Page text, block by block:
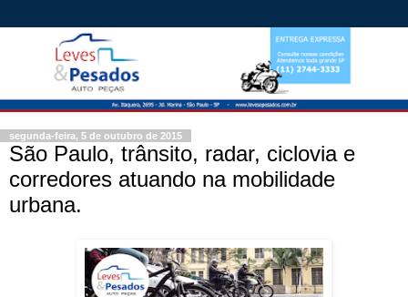
segunda-feira, 5 de outubro de 2015
São Paulo, trânsito, radar, ciclovia e
corredores atuando na mobilidade
urbana.